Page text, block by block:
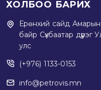
ХОЛБОО БАРИХ
Ерөнхий сайд
байр Сүхбаатар
улс
(+976) 1133-0153
info@petrovis.mn